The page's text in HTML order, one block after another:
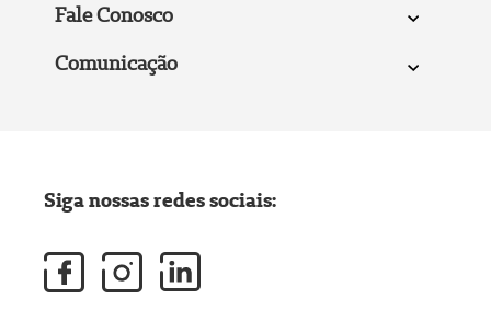
Fale Conosco
Comunicação
Siga nossas redes sociais: